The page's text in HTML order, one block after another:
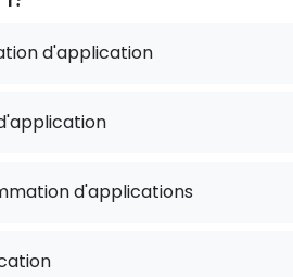
d'application
d'applications